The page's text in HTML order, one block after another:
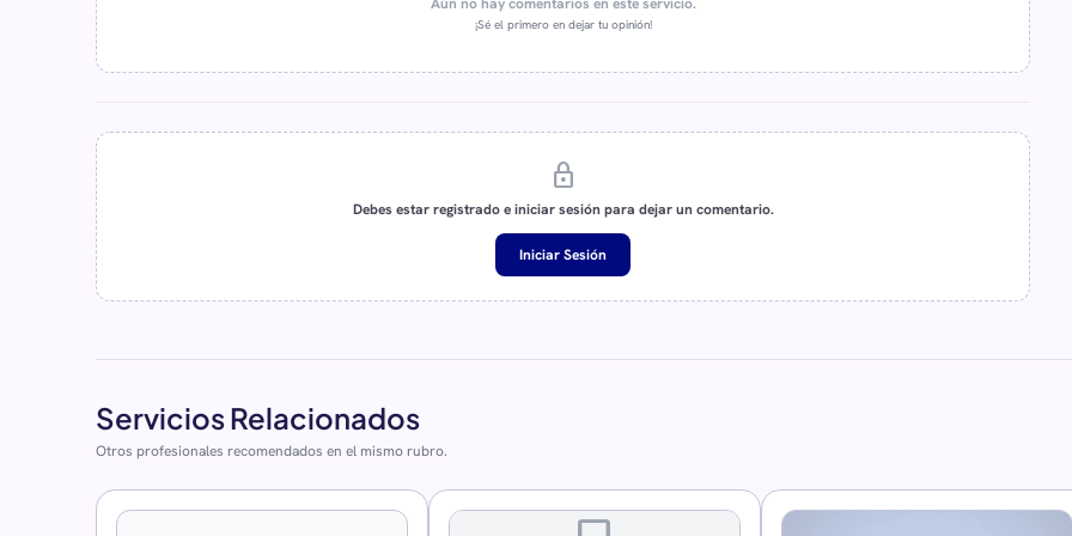
¡Sé el primero en dejar tu opinión!
lock
Debes estar registrado e iniciar sesión para dejar un comentario.
Iniciar Sesión
Servicios Relacionados
Otros profesionales recomendados en el mismo rubro.